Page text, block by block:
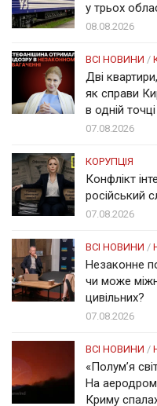
у трьох
08.08.2026
ВСІ НОВИНИ /
Дві
як справи
в одній точці
07.08.2026
КОРУПЦІЯ
Конфлікт
російський
07.08.2026
ВСІ НОВИНИ /
Незаконне
чи може
цивільних?
07.08.2026
ВСІ НОВИНИ /
«Полум’я
На
Криму